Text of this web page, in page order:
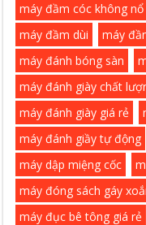
máy đầm cóc không nổ
máy đầm dùi
máy
máy đánh bóng sàn
máy đánh giày chất
máy đánh giày giá rẻ
máy đánh giầy tự động
máy dập miệng cốc
máy đóng sách gáy
máy đục bê tông giá rẻ